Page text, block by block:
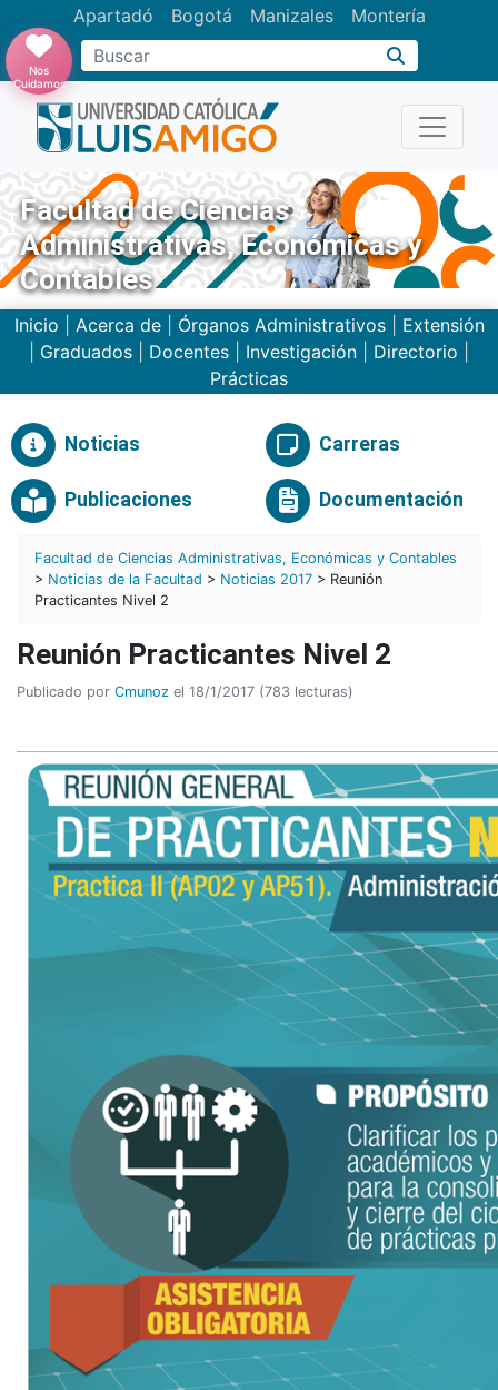
Apartadó Bogotá Manizales Montería
Buscar
Nos
Cuidamos
Facultad de Ciencias
Administrativas, Económicas y
Contables
Inicio Acerca de| Órganos Administrativos| Extensión
Graduados Docentes Investigación Directorio
Prácticas
Noticias Carreras
Publicaciones Documentación
Facultad de Ciencias Administrativas, Económicas y Contables
> Noticias de la Facultad > Noticias 2017 > Reunión
Practicantes Nivel 2
Reunión Practicantes Nivel 2
Publicado por Cmunoz el 18/1/2017 (783 lecturas)